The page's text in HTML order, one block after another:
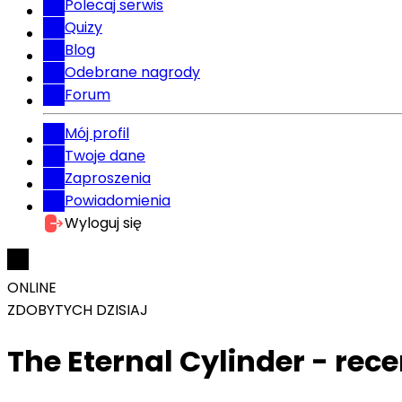
Polecaj serwis
Quizy
Blog
Odebrane nagrody
Forum
Mój profil
Twoje dane
Zaproszenia
Powiadomienia
Wyloguj się
ONLINE
ZDOBYTYCH DZISIAJ
The Eternal Cylinder -